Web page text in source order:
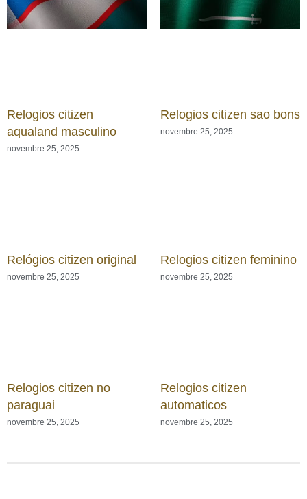
Relogios citizen
aqualand masculino
novembre 25, 2025
Relogios citizen sao bons
novembre 25, 2025
Relógios citizen original
novembre 25, 2025
Relogios citizen feminino
novembre 25, 2025
Relogios citizen no
paraguai
novembre 25, 2025
Relogios citizen
automaticos
novembre 25, 2025